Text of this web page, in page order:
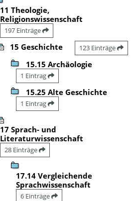
11 Theologie,
Religionswissenschaft
197 Einträge
15 Geschichte 123 Einträge
15.15 Archäologie
1 Eintrag
15.25 Alte Geschichte
1 Eintrag
17 Sprach- und
Literaturwissenschaft
28 Einträge
17.14 Vergleichende
Sprachwissenschaft
6 Einträge